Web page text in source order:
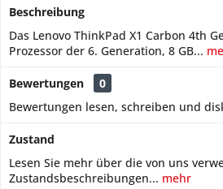
Beschreibung
Das Lenovo ThinkPad X1 Carbon 4th
Prozessor der 6. Generation, 8 GB...
Bewertungen
0
Bewertungen lesen, schreiben und
Zustand
Lesen Sie mehr über die von uns
Zustandsbeschreibungen... mehr